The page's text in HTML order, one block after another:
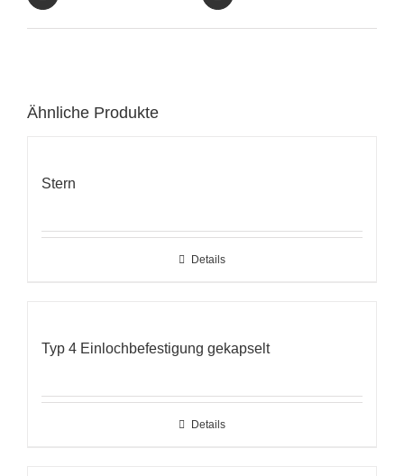
Ähnliche Produkte
Stern
Details
Typ 4 Einlochbefestigung gekapselt
Details